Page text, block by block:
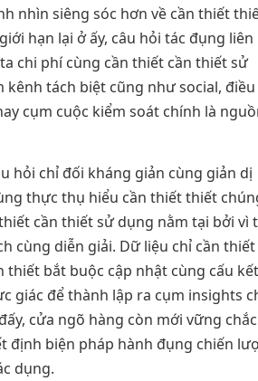
nhìn siêng sóc hơn về cần thiết
hạn lại ở ấy, câu hỏi tác đụng liên
chi phí cùng cần thiết cần thiết sử
kênh tách biệt cũng như social,
cụm cuộc kiểm soát chính là
hỏi chỉ đối kháng giản cùng giản dị
thực thụ hiểu cần thiết thiết
cần thiết sử dụng nằm tại bởi vì
cùng diễn giải. Dữ liệu chỉ cần thiết
thiết bắt buộc cập nhật cùng cấu kết
giác để thành lập ra cụm insights
cửa ngõ hàng còn mới vững chắc
định biện pháp hành đụng chiến
dụng.